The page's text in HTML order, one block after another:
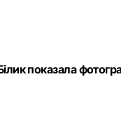
показала